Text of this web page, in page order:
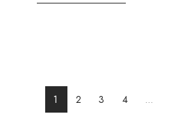
1 2 3 4 …